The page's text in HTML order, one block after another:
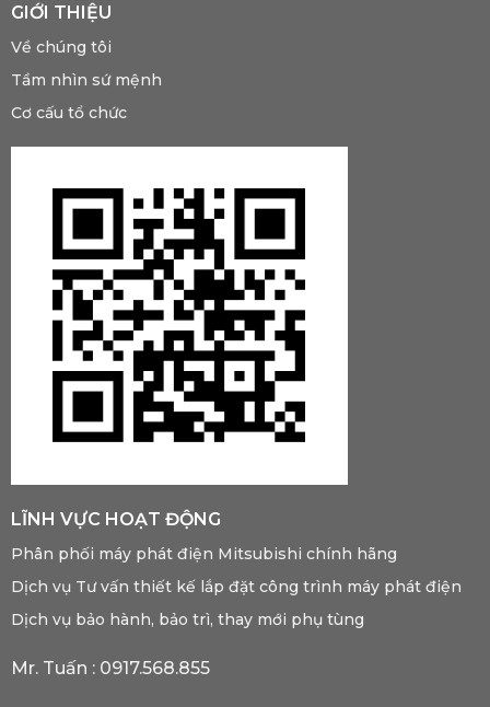
GIỚI THIỆU
Về chúng tôi
Tầm nhìn sứ mệnh
Cơ cấu tổ chức
LĨNH VỰC HOẠT ĐỘNG
Phân phối máy phát điện Mitsubishi chính hãng
Dịch vụ Tư vấn thiết kế lắp đặt công trình máy phát điện
Dịch vụ bảo hành, bảo trì, thay mới phụ tùng
Mr. Tuấn : 0917.568.855